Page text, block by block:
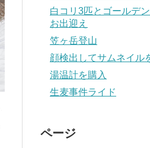
白コリ3匹とゴールデ
お出迎え
笠ヶ岳登山
顔検出してサムネイル
湯温計を購入
生麦事件ライド
ページ